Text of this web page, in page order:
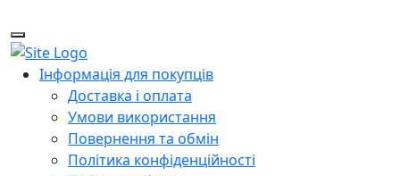
Інформація для покупців
Доставка і оплата
Умови використання
Повернення та обмін
Політика конфіденційності